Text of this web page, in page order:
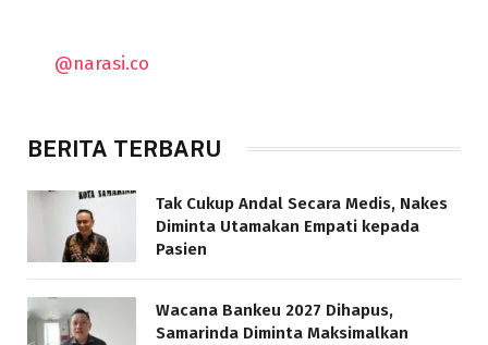
@narasi.co
BERITA TERBARU
Tak Cukup Andal Secara Medis, Nakes
Diminta Utamakan Empati kepada
Pasien
Wacana Bankeu 2027 Dihapus,
Samarinda Diminta Maksimalkan